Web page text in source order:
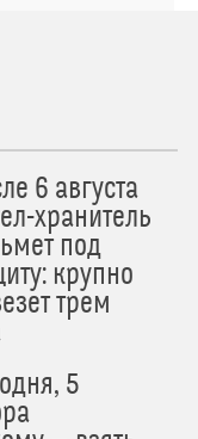
6 августа
хранитель
под
крупно
трем
5